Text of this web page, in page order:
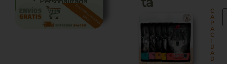
C
A
P
A
C
I
D
A
D